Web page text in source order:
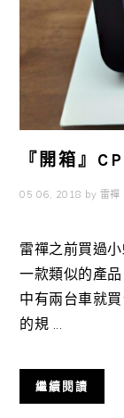
『開箱』
05 06, 2018 by 雷禪
雷禪之前買過
一款類似的產
中有兩台車就
的規 ...
繼續閱讀